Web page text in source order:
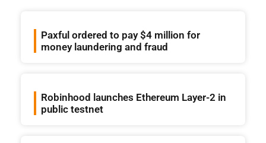
Paxful ordered to pay $4 million for
money laundering and fraud
Robinhood launches Ethereum Layer-2 in
public testnet